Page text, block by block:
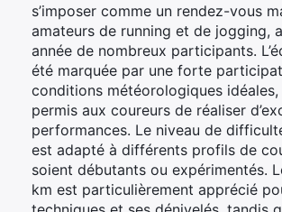
s’imposer comme un rendez-vous
amateurs de running et de jogging,
année de nombreux participants.
été marquée par une forte
conditions météorologiques idéales,
permis aux coureurs de réaliser
performances. Le niveau de
est adapté à différents profils de
soient débutants ou expérimentés.
km est particulièrement apprécié